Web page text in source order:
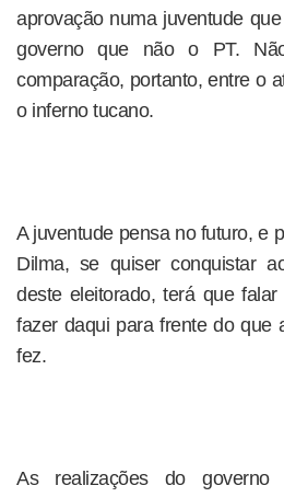
aprovação numa juventude
governo que não o PT.
comparação, portanto, entre o
o inferno tucano.
A juventude pensa no futuro, e
Dilma, se quiser conquistar
deste eleitorado, terá que
fazer daqui para frente do que
fez.
As realizações do